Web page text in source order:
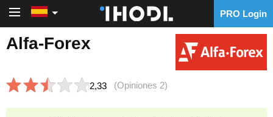
PRO Login
Alfa-Forex
2,33 (Opiniones 2)